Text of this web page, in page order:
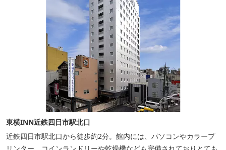
東横INN近鉄四日市駅北口
近鉄四日市駅北口から徒歩約2分。館内には、パソコンやカラープ
リンター、コインランドリーや乾燥機なども完備されておりとても